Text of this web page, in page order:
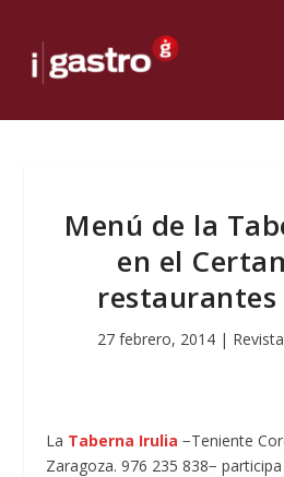
Menú de la
en el
restaurantes
27 febrero, 2014 |
La Taberna Irulia −Teniente
Zaragoza. 976 235 838−